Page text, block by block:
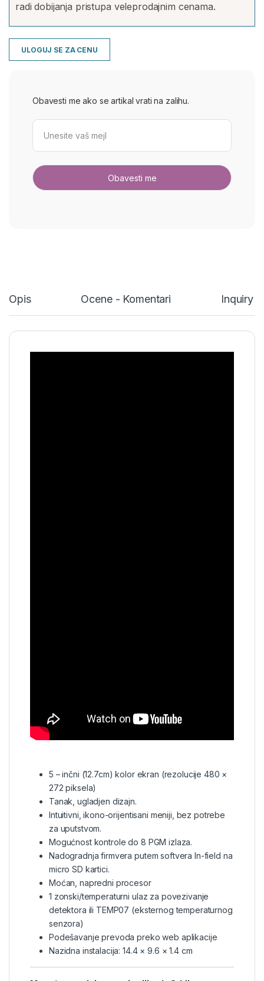
radi dobijanja pristupa veleprodajnim cenama.
ULOGUJ SE ZA CENU
Obavesti me ako se artikal vrati na zalihu.
Opis Ocene - Komentari Inquiry
5 – inčni (12.7cm) kolor ekran (rezolucije 480 ×
272 piksela)
Tanak, ugladjen dizajn.
Intuitivni, ikono-orijentisani meniji, bez potrebe
za uputstvom.
Mogućnost kontrole do 8 PGM izlaza.
Nadogradnja firmvera putem softvera In-field na
micro SD kartici.
Moćan, napredni procesor
1 zonski/temperaturni ulaz za povezivanje
detektora ili TEMP07 (eksternog temperaturnog
senzora)
Podešavanje prevoda preko web aplikacije
Nazidna instalacija: 14.4 × 9.6 × 1.4 cm